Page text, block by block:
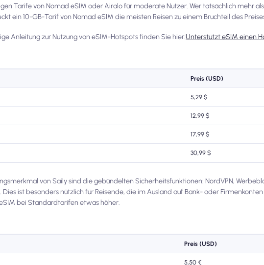
Tarife von Nomad eSIM oder Airalo für moderate Nutzer. Wer tatsächlich mehr
ein 10-GB-Tarif von Nomad eSIM die meisten Reisen zu einem Bruchteil des
Anleitung zur Nutzung von eSIM-Hotspots finden Sie hier:Unterstützt eSIM einen
Preis (USD)
5,29 $
12,99 $
17,99 $
30,99 $
von Saily sind die gebündelten Sicherheitsfunktionen: NordVPN,
ist besonders nützlich für Reisende, die im Ausland auf Bank- oder
bei Standardtarifen etwas höher.
Preis (USD)
5,50 €